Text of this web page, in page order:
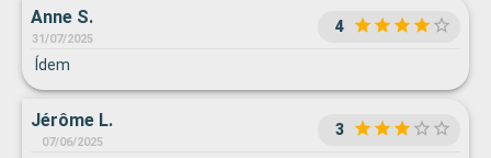
Anne S.
31/07/2025
4
Ídem
Jérôme L.
07/06/2025
3